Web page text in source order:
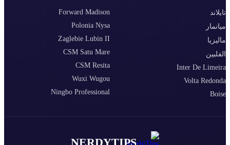
تايلاند
ميانمار
ماليزيا
الفلبين
Inter De Limeira
Volta Redonda
Boise
Forward Madison
Polonia Nysa
Zaglebie Lubin II
CSM Satu Mare
CSM Resita
Wuxi Wugou
Ningbo Professional
NERDYTIPS